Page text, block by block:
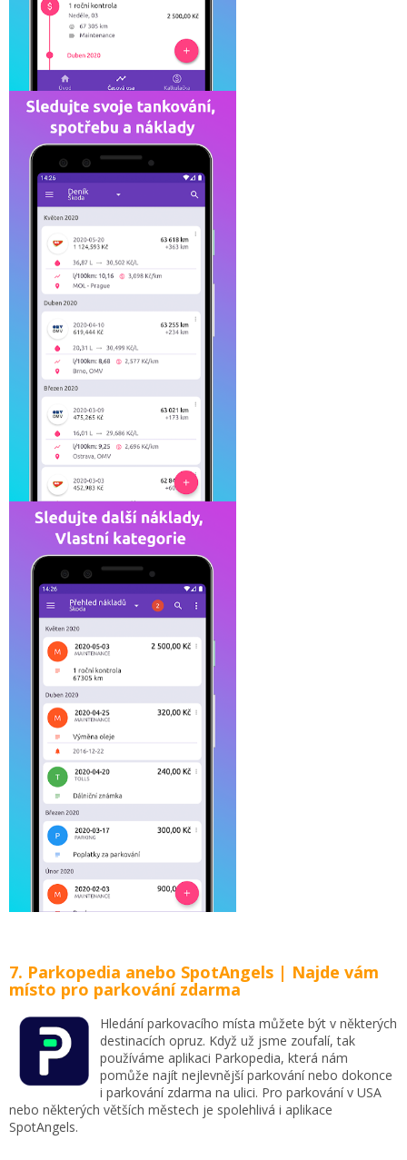
7. Parkopedia anebo SpotAngels | Najde vám
místo pro parkování zdarma
Hledání parkovacího místa můžete být v některých
destinacích opruz. Když už jsme zoufalí, tak
používáme aplikaci Parkopedia, která nám
pomůže najít nejlevnější parkování nebo dokonce
i parkování zdarma na ulici. Pro parkování v USA
nebo některých větších městech je spolehlivá i aplikace
SpotAngels.